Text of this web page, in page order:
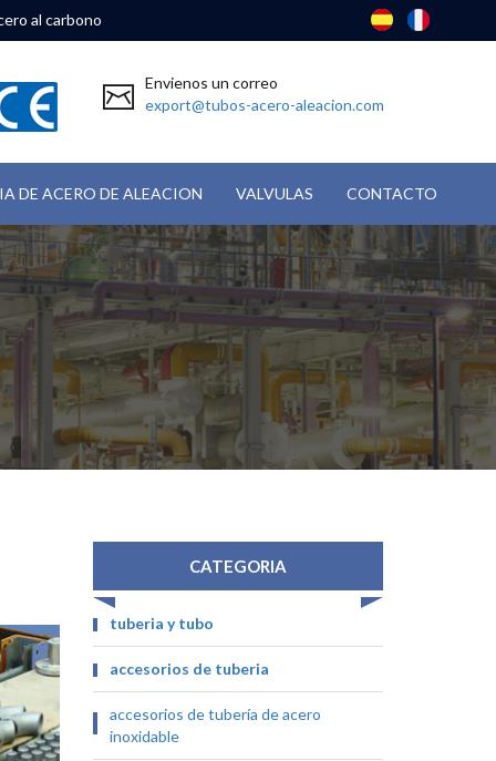
al carbono
Envienos un correo
export@tubos-acero-aleacion.com
DE ACERO DE ALEACION VALVULAS CONTACTO
CATEGORIA
tuberia y tubo
accesorios de tuberia
accesorios de tubería de acero
inoxidable